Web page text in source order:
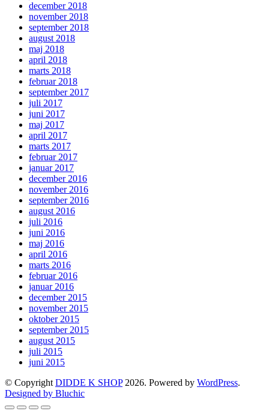
december 2018
november 2018
september 2018
august 2018
maj 2018
april 2018
marts 2018
februar 2018
september 2017
juli 2017
juni 2017
maj 2017
april 2017
marts 2017
februar 2017
januar 2017
december 2016
november 2016
september 2016
august 2016
juli 2016
juni 2016
maj 2016
april 2016
marts 2016
februar 2016
januar 2016
december 2015
november 2015
oktober 2015
september 2015
august 2015
juli 2015
juni 2015
© Copyright DIDDE K SHOP2026. Powered by WordPress.
Designed by Bluchic